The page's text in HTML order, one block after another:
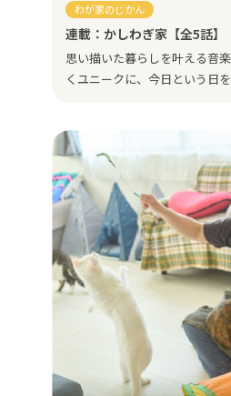
わが家のじかん
連載：かしわぎ家【全5話】
思い描いた暮らしを叶える音
くユニークに、今日という日を